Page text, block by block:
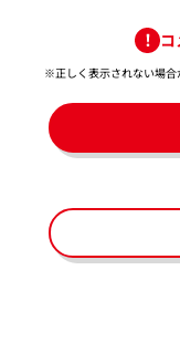
コ
※正しく表示されない場合